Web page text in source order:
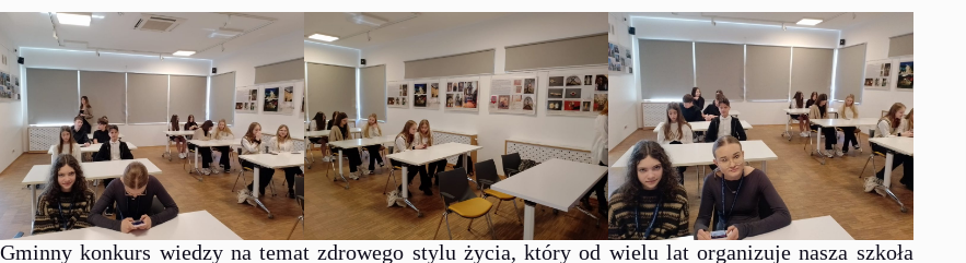
Gminny konkurs wiedzy na temat zdrowego stylu życia, który od wielu lat organizuje nasza szkoła